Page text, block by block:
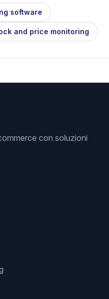
software
and price monitoring
con soluzioni